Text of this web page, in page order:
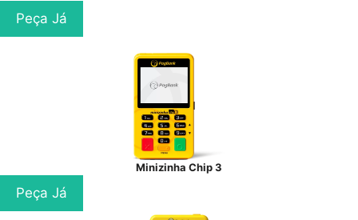
Peça Já
Minizinha Chip 3
Peça Já